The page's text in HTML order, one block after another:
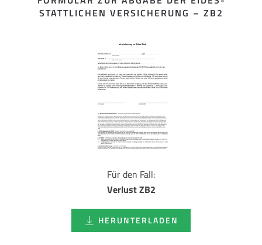
STATTLICHEN VERSICHERUNG – ZB2
Für den Fall:
Verlust ZB2
HERUNTERLADEN